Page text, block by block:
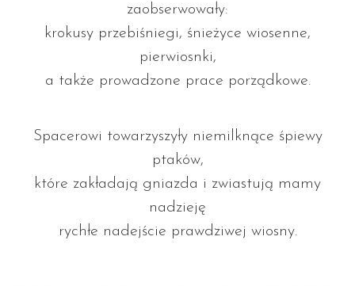
zaobserwowały:
krokusy przebiśniegi, śnieżyce wiosenne,
pierwiosnki,
a także prowadzone prace porządkowe.
Spacerowi towarzyszyły niemilknące śpiewy
ptaków,
które zakładają gniazda i zwiastują mamy
nadzieję
rychłe nadejście prawdziwej wiosny.